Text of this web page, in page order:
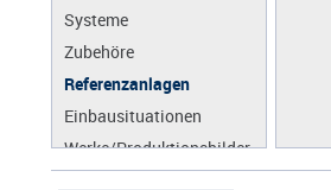
Systeme
Zubehöre
Referenzanlagen
Einbausituationen
Werke/Produktionsbilder